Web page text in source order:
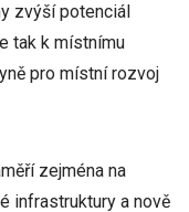
zvýší potenciál
tak k místnímu
pro místní rozvoj
zejména na
infrastruktury a nově